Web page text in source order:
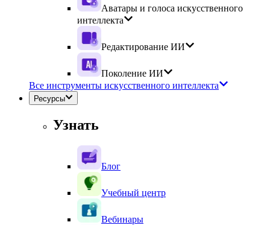
Аватары и голоса искусственного
интеллекта
Редактирование ИИ
Поколение ИИ
Все инструменты искусственного интеллекта
Ресурсы
Узнать
Блог
Учебный центр
Вебинары